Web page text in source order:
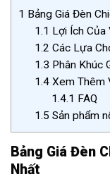
1 Bảng Giá Đèn
1.1 Lợi Ích Của
1.2 Các Lựa
1.3 Phân Khúc
1.4 Xem Thêm
1.4.1 FAQ
1.5 Sản phẩm
Bảng Giá Đèn
Nhất